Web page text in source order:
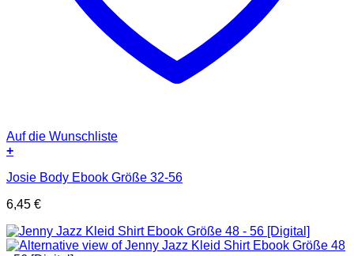
Auf die Wunschliste
+
Josie Body Ebook Größe 32-56
6,45 €